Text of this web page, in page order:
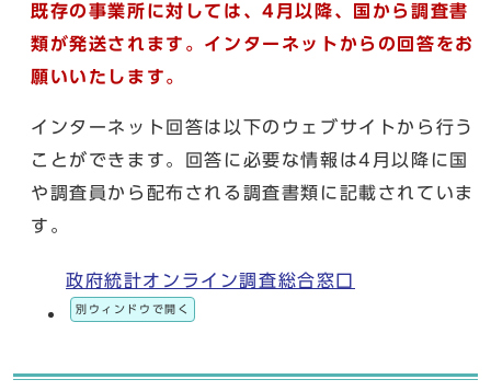
既存の事業所に対しては、4月以降、国から調査書
類が発送されます。インターネットからの回答をお
願いいたします。
インターネット回答は以下のウェブサイトから行う
ことができます。回答に必要な情報は4月以降に国
や調査員から配布される調査書類に記載されていま
す。
政府統計オンライン調査総合窓口
別ウィンドウで開く